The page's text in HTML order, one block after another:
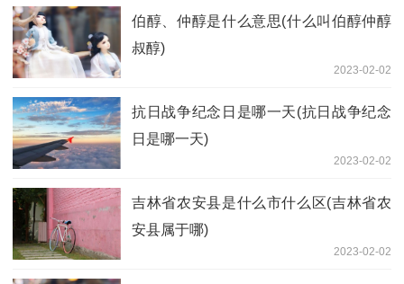
伯醇、仲醇是什么意思(什么叫伯醇仲醇
叔醇)
2023-02-02
抗日战争纪念日是哪一天(抗日战争纪念
日是哪一天)
2023-02-02
吉林省农安县是什么市什么区(吉林省农
安县属于哪)
2023-02-02